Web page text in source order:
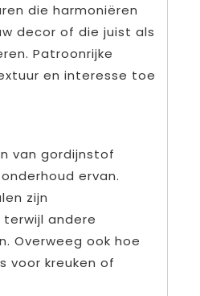
die harmoniëren
decor of die juist als
Patroonrijke
en interesse toe
van gordijnstof
ervan.
zijn
andere
Overweeg ook hoe
voor kreuken of